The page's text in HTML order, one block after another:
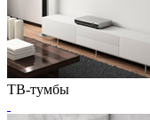
ТВ-тумбы